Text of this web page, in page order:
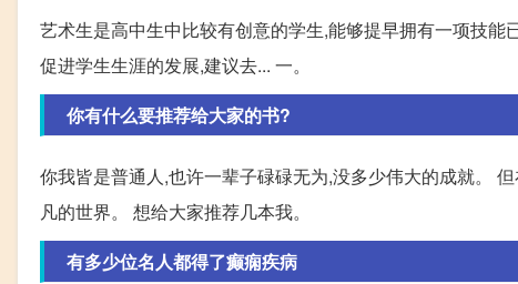
艺术生是高中生中比较有创意的学生,能够提早拥有一项技
促进学生生涯的发展,建议去... 一。
你有什么要推荐给大家的书?
你我皆是普通人,也许一辈子碌碌无为,没多少伟大的成就。
凡的世界。 想给大家推荐几本我。
有多少位名人都得了癫痫疾病